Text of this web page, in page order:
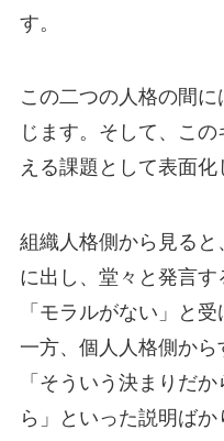
す。
この二つの人格の間
じます。そして、こ
える課題として表面化
組織人格側から見る
に出し、堂々と発言
「モラルがない」と
一方、個人人格側から
「そういう決まりだ
ら」といった説明ば